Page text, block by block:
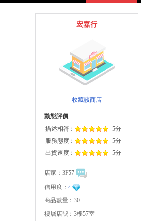
宏嘉行
收藏該商店
動態評價
描述相符：
5分
服務態度：
5分
出貨速度：
5分
店家： 3F57
信用度： 4
商品數量：30
樓層店號：3樓57室